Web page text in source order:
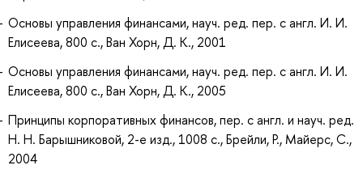
Основы управления финансами, науч. ред. пер. с англ. И. И.
Елисеева, 800 с., Ван Хорн, Д. К., 2001
Основы управления финансами, науч. ред. пер. с англ. И. И.
Елисеева, 800 с., Ван Хорн, Д. К., 2005
Принципы корпоративных финансов, пер. с англ. и науч. ред.
Н. Н. Барышниковой, 2-е изд., 1008 с., Брейли, Р., Майерс, С.,
2004